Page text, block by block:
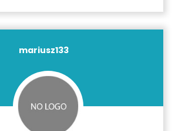
mariusz133